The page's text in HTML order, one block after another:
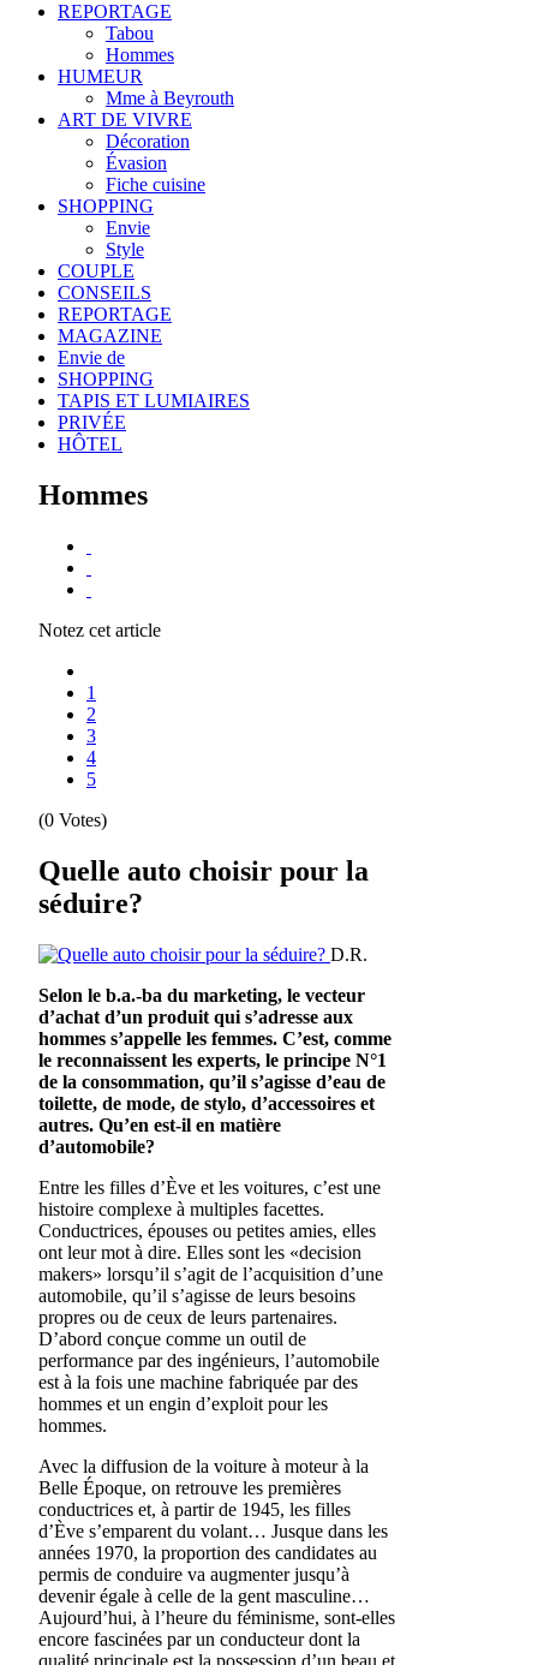
REPORTAGE
Tabou
Hommes
HUMEUR
Mme à Beyrouth
ART DE VIVRE
Décoration
Évasion
Fiche cuisine
SHOPPING
Envie
Style
COUPLE
CONSEILS
REPORTAGE
MAGAZINE
Envie de
SHOPPING
TAPIS ET LUMIAIRES
PRIVÉE
HÔTEL
Hommes
Notez cet article
1
2
3
4
5
(0 Votes)
Quelle auto choisir pour la
séduire?
D.R.
Selon le b.a.-ba du marketing, le vecteur
d’achat d’un produit qui s’adresse aux
hommes s’appelle les femmes. C’est, comme
le reconnaissent les experts, le principe N°1
de la consommation, qu’il s’agisse d’eau de
toilette, de mode, de stylo, d’accessoires et
autres. Qu’en est-il en matière
d’automobile?
Entre les filles d’Ève et les voitures, c’est une
histoire complexe à multiples facettes.
Conductrices, épouses ou petites amies, elles
ont leur mot à dire. Elles sont les «decision
makers» lorsqu’il s’agit de l’acquisition d’une
automobile, qu’il s’agisse de leurs besoins
propres ou de ceux de leurs partenaires.
D’abord conçue comme un outil de
performance par des ingénieurs, l’automobile
est à la fois une machine fabriquée par des
hommes et un engin d’exploit pour les
hommes.
Avec la diffusion de la voiture à moteur à la
Belle Époque, on retrouve les premières
conductrices et, à partir de 1945, les filles
d’Ève s’emparent du volant… Jusque dans les
années 1970, la proportion des candidates au
permis de conduire va augmenter jusqu’à
devenir égale à celle de la gent masculine…
Aujourd’hui, à l’heure du féminisme, sont-elles
encore fascinées par un conducteur dont la
qualité principale est la possession d’un beau et